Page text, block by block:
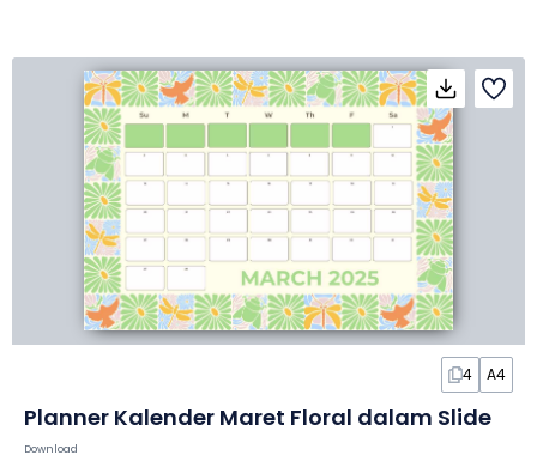
4 A4
Planner Kalender Maret Floral dalam Slide
Download